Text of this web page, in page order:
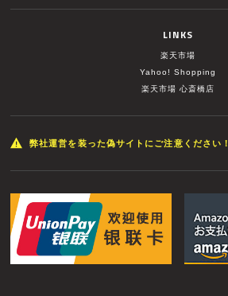
LINKS
楽天市場
Yahoo! Shopping
楽天市場 心斎橋店
弊社運営を装った偽サイトにご注意ください！